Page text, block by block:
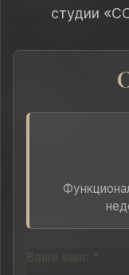
студии